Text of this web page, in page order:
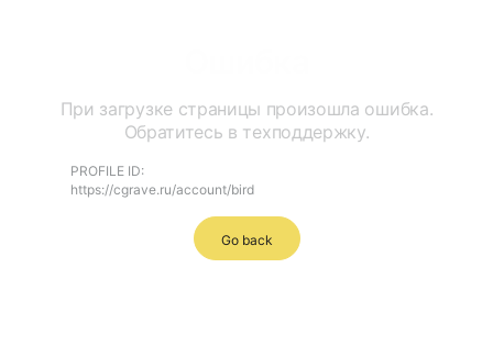
При загрузке страницы произошла ошибка.
Обратитесь в техподдержку.
PROFILE ID:
https://cgrave.ru/account/bird
Go back